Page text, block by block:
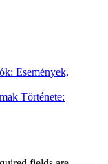
Események,
Története: